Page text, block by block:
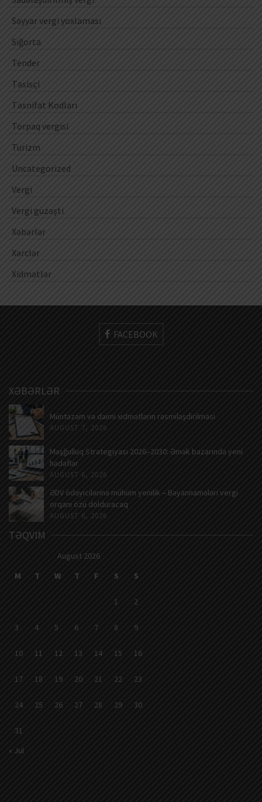
Səyyar vergi yoxlaması
Sığorta
Tender
Təsisçi
Təsnifat Kodları
Torpaq vergisi
Turizm
Uncategorized
Vergi
Vergi güzəşti
Xəbərlər
Xərclər
Xidmətlər
FACEBOOK
XƏBƏRLƏR
Müntəzəm və daimi xidmətlərin rəsmiləşdirilməsi
AUGUST 7, 2026
Məşğulluq Strategiyası 2026–2030: Əmək bazarında yeni
hədəflər
AUGUST 6, 2026
ƏDV ödəyicilərinə mühüm yenilik – Bəyannamələri vergi
orqanı özü dolduracaq
AUGUST 6, 2026
TƏQVIM
August 2026
M
T W T F S S
1 2
3 4 5 6 7 8 9
10 11 12 13 14 15 16
17 18 19 20 21 22 23
24 25 26 27 28 29 30
31
« Jul